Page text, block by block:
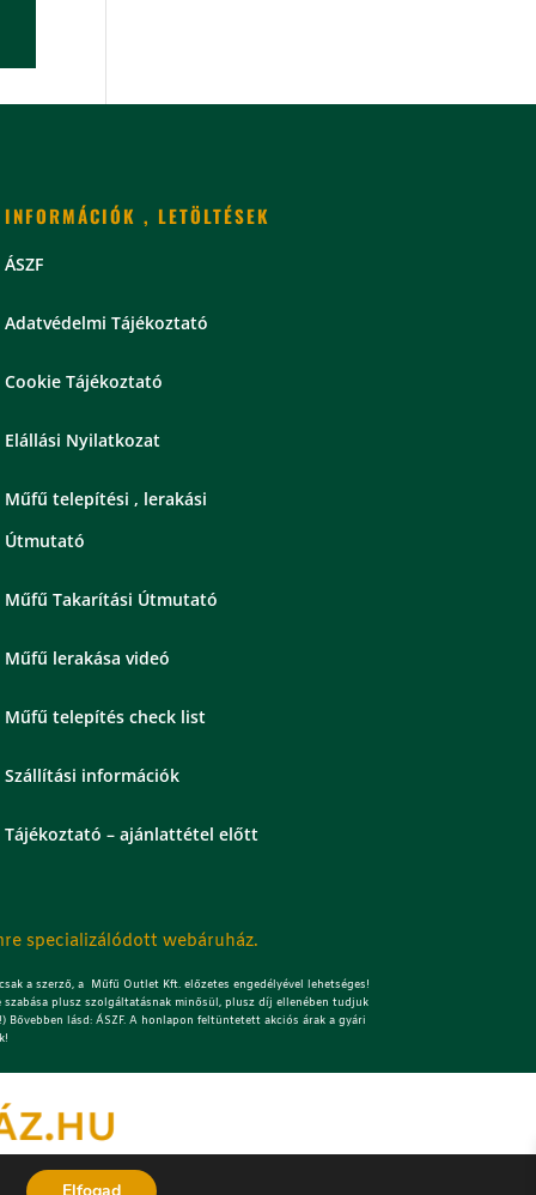
INFORMÁCIÓK , LETÖLTÉSEK
ÁSZF
Adatvédelmi Tájékoztató
Cookie Tájékoztató
Elállási Nyilatkozat
Műfű telepítési , lerakási
Útmutató
Műfű Takarítási Útmutató
Műfű lerakása videó
Műfű telepítés check list
Szállítási információk
Tájékoztató – ajánlattétel előtt
specializálódott webáruház.
a szerző, a Műfű Outlet Kft. előzetes engedélyével lehetséges!
plusz szolgáltatásnak minősül, plusz díj ellenében tudjuk
lásd: ÁSZF. A honlapon feltüntetett akciós árak a gyári